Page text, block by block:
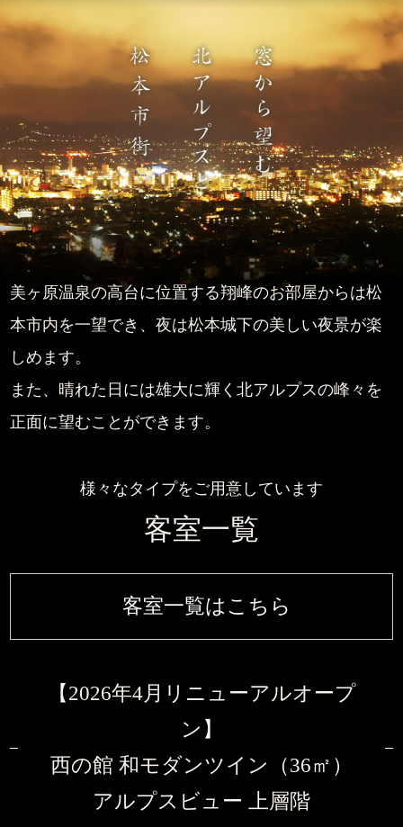
美ヶ原温泉の高台に位置する翔峰のお部屋からは松
本市内を一望でき、夜は松本城下の美しい夜景が楽
しめます。
また、晴れた日には雄大に輝く北アルプスの峰々を
正面に望むことができます。
様々なタイプをご用意しています
客室一覧
客室一覧はこちら
【2026年4月リニューアルオープ
ン】
西の館 和モダンツイン（36㎡）
アルプスビュー 上層階